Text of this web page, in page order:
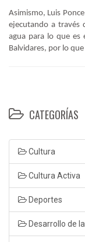
Asimismo, Luis
ejecutando a través
agua para lo que es
Balvidares, por lo
CATEGORÍAS
Cultura
Cultura Activa
Deportes
Desarrollo de